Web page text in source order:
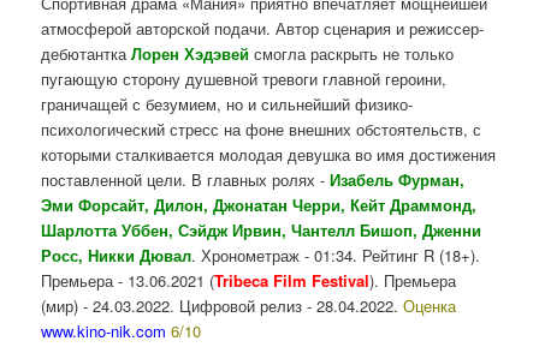
атмосферой авторской подачи. Автор сценария и режиссер-
дебютанткаЛорен Хэдэвей смогла раскрыть не только
пугающую сторону душевной тревоги главной героини,
граничащей с безумием, но и сильнейший физико-
психологический стресс на фоне внешних обстоятельств, с
которыми сталкивается молодая девушка во имя достижения
поставленной цели. В главных ролях -Изабель Фурман,
Эми Форсайт, Дилон, Джонатан Черри, Кейт Драммонд,
Шарлотта Уббен, Сэйдж Ирвин, Чантелл Бишоп, Дженни
Росс, Никки Дювал. Хронометраж - 01:34. Рейтинг R (18+).
Премьера - 13.06.2021 (Tribeca Film Festival). Премьера
(мир) - 24.03.2022. Цифровой релиз - 28.04.2022.Оценка
www.kino-nik.com 6/10